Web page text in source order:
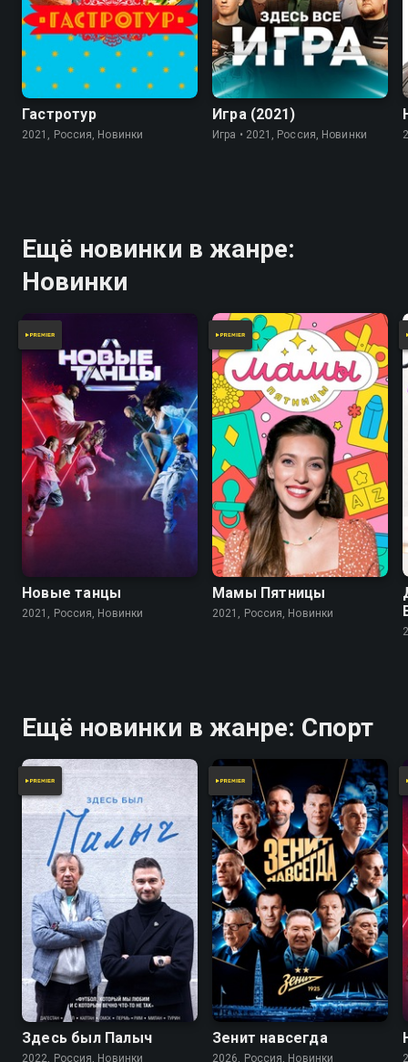
Гастротур
2021, Россия, Новинки
7.8
Игра (2021)
Игра • 2021, Россия, Новинки
Ещё новинки в жанре:
Новинки
Новые танцы
2021, Россия, Новинки
Мамы Пятницы
2021, Россия, Новинки
Ещё новинки в жанре: Спорт
Здесь был Палыч
2022, Россия, Новинки
Зенит навсегда
2026, Россия, Новинки